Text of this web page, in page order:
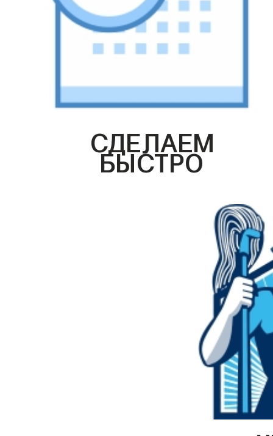
СДЕЛАЕМ
БЫСТРО